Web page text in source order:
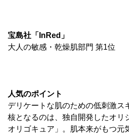
宝島社「InRed」
大人の敏感・乾燥肌部門 第1位
人気のポイント
デリケートな肌のための低刺激ス
核となるのは、独自開発したオリ
オリゴキュア」。肌本来がもつ元